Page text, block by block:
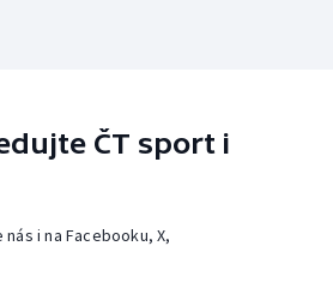
ČT sport i
i na Facebooku, X,